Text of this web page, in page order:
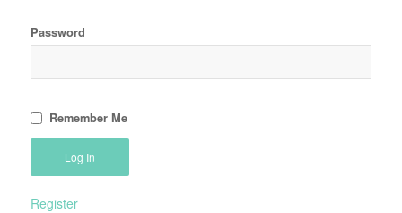
Password
Remember Me
Register